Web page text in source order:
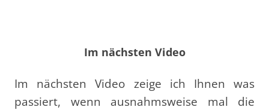
Im nächsten Video
Im nächsten Video zeige ich Ihnen was
passiert, wenn ausnahmsweise mal die